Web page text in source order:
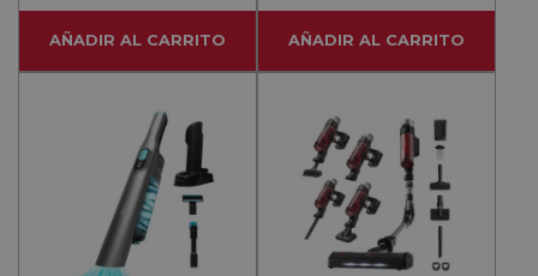
AÑADIR AL CARRITO AÑADIR AL CARRITO